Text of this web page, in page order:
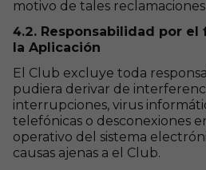
motivo de tales
4.2. Responsabilidad por
la Aplicación
El Club excluye toda
pudiera derivar de
interrupciones, virus
telefónicas o desconexiones
operativo del sistema
causas ajenas a el Club.